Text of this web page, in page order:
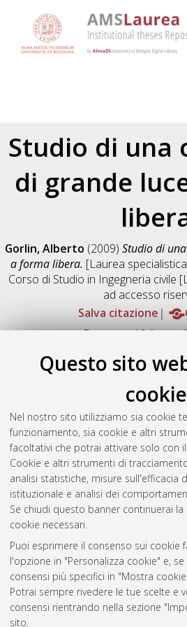
Questo sito
cookie
Nel nostro sito utilizziamo sia cookie
funzionamento, sia cookie e altri
facoltativi che potrai attivare solo con
Cookie e altri strumenti di
analisi statistiche, misure sull'efficacia
istituzionale e analisi dei
Se chiudi questo banner continuerai la
cookie necessari.
Puoi esprimere il consenso sui cookie
l'opzione in "Personalizza cookie" e,
consensi più specifici in "Mostra
Potrai sempre rivedere le tue scelte e
consensi rientrando nella sezione
sito.
Studio di una
di grande
Gorlin, Alberto (2009) Studio di
a forma libera. [Laurea
Corso di Studio in Ingegneria civile
ad accesso
Salva citazione
Documenti full-text
Documento PDF
Full-text non
Download (4MB) |
Abstract
Altri
Gestione del
Atom
Rss 1.0
Rss 2.0